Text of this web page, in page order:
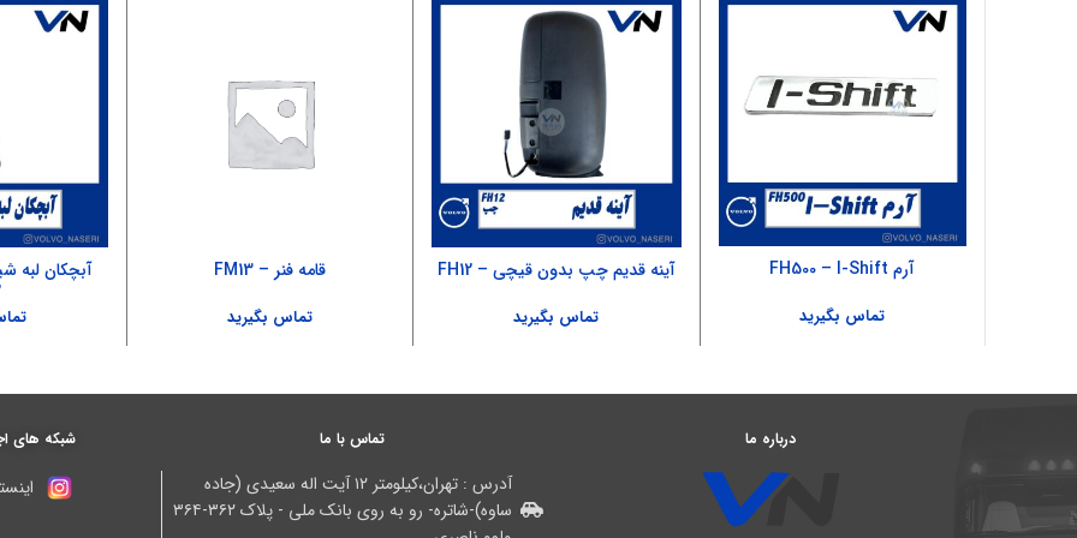
آرم FH500 – I-Shift
تماس بگیرید
آینه قدیم چپ بدون قیچی – FH12
تماس بگیرید
قامه فنر – FM13
تماس بگیرید
آبچکان لبه
درباره ما تماس با ما
آدرس : تهران،کیلومتر ۱۲ آیت اله سعیدی (جاده
ساوه)-شاتره- رو به روی بانک ملی - پلاک ۳۶۲-۳۶۴
شبکه های